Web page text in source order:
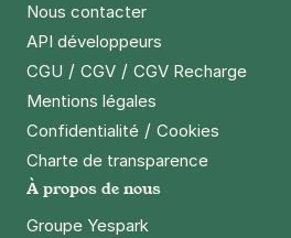
+ Abonnements disponibles
Nous contacter
API développeurs
CGU / CGV / CGV Recharge
Mentions légales
Confidentialité / Cookies
Charte de transparence
À propos de nous
Groupe Yespark